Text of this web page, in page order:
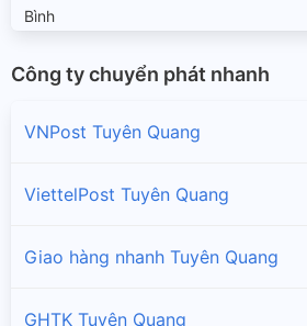
Bình
Na Hang
Hang
Sơn Dương
Dương
Tuyên Quang
Công ty chuyển phát nhanh
VNPost Tuyên Quang
ViettelPost Tuyên Quang
Giao hàng nhanh Tuyên Quang
GHTK Tuyên Quang